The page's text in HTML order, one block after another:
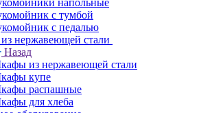
напольные
с тумбой
с педалью
нержавеющей стали
Назад
из нержавеющей стали
купе
распашные
для хлеба